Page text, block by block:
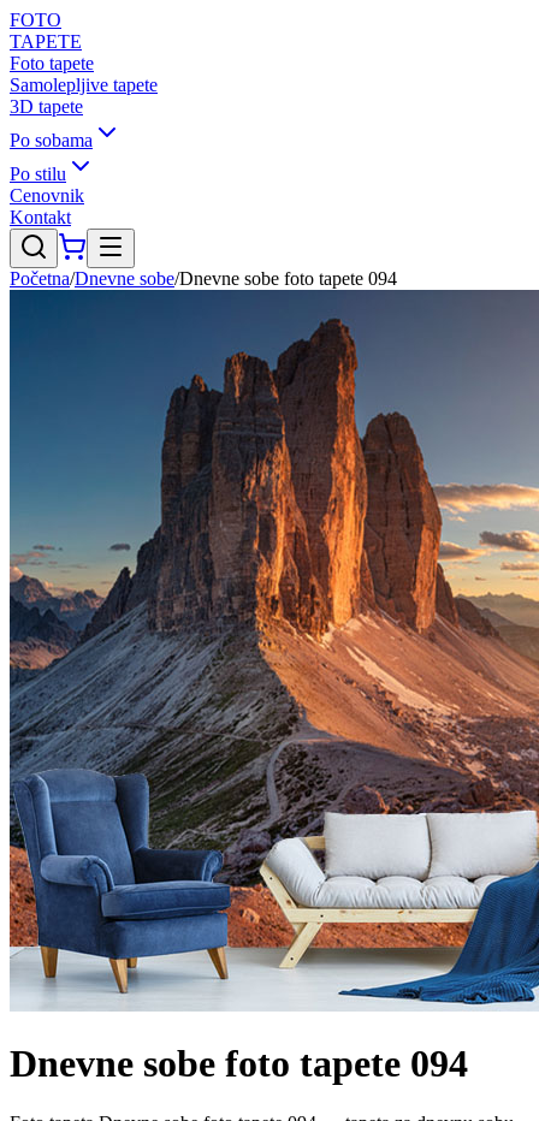
FOTO
TAPETE
Foto tapete
Samolepljive tapete
3D tapete
Po sobama
Po stilu
Cenovnik
Kontakt
Početna/Dnevne sobe/Dnevne sobe foto tapete 094
Dnevne sobe foto tapete 094